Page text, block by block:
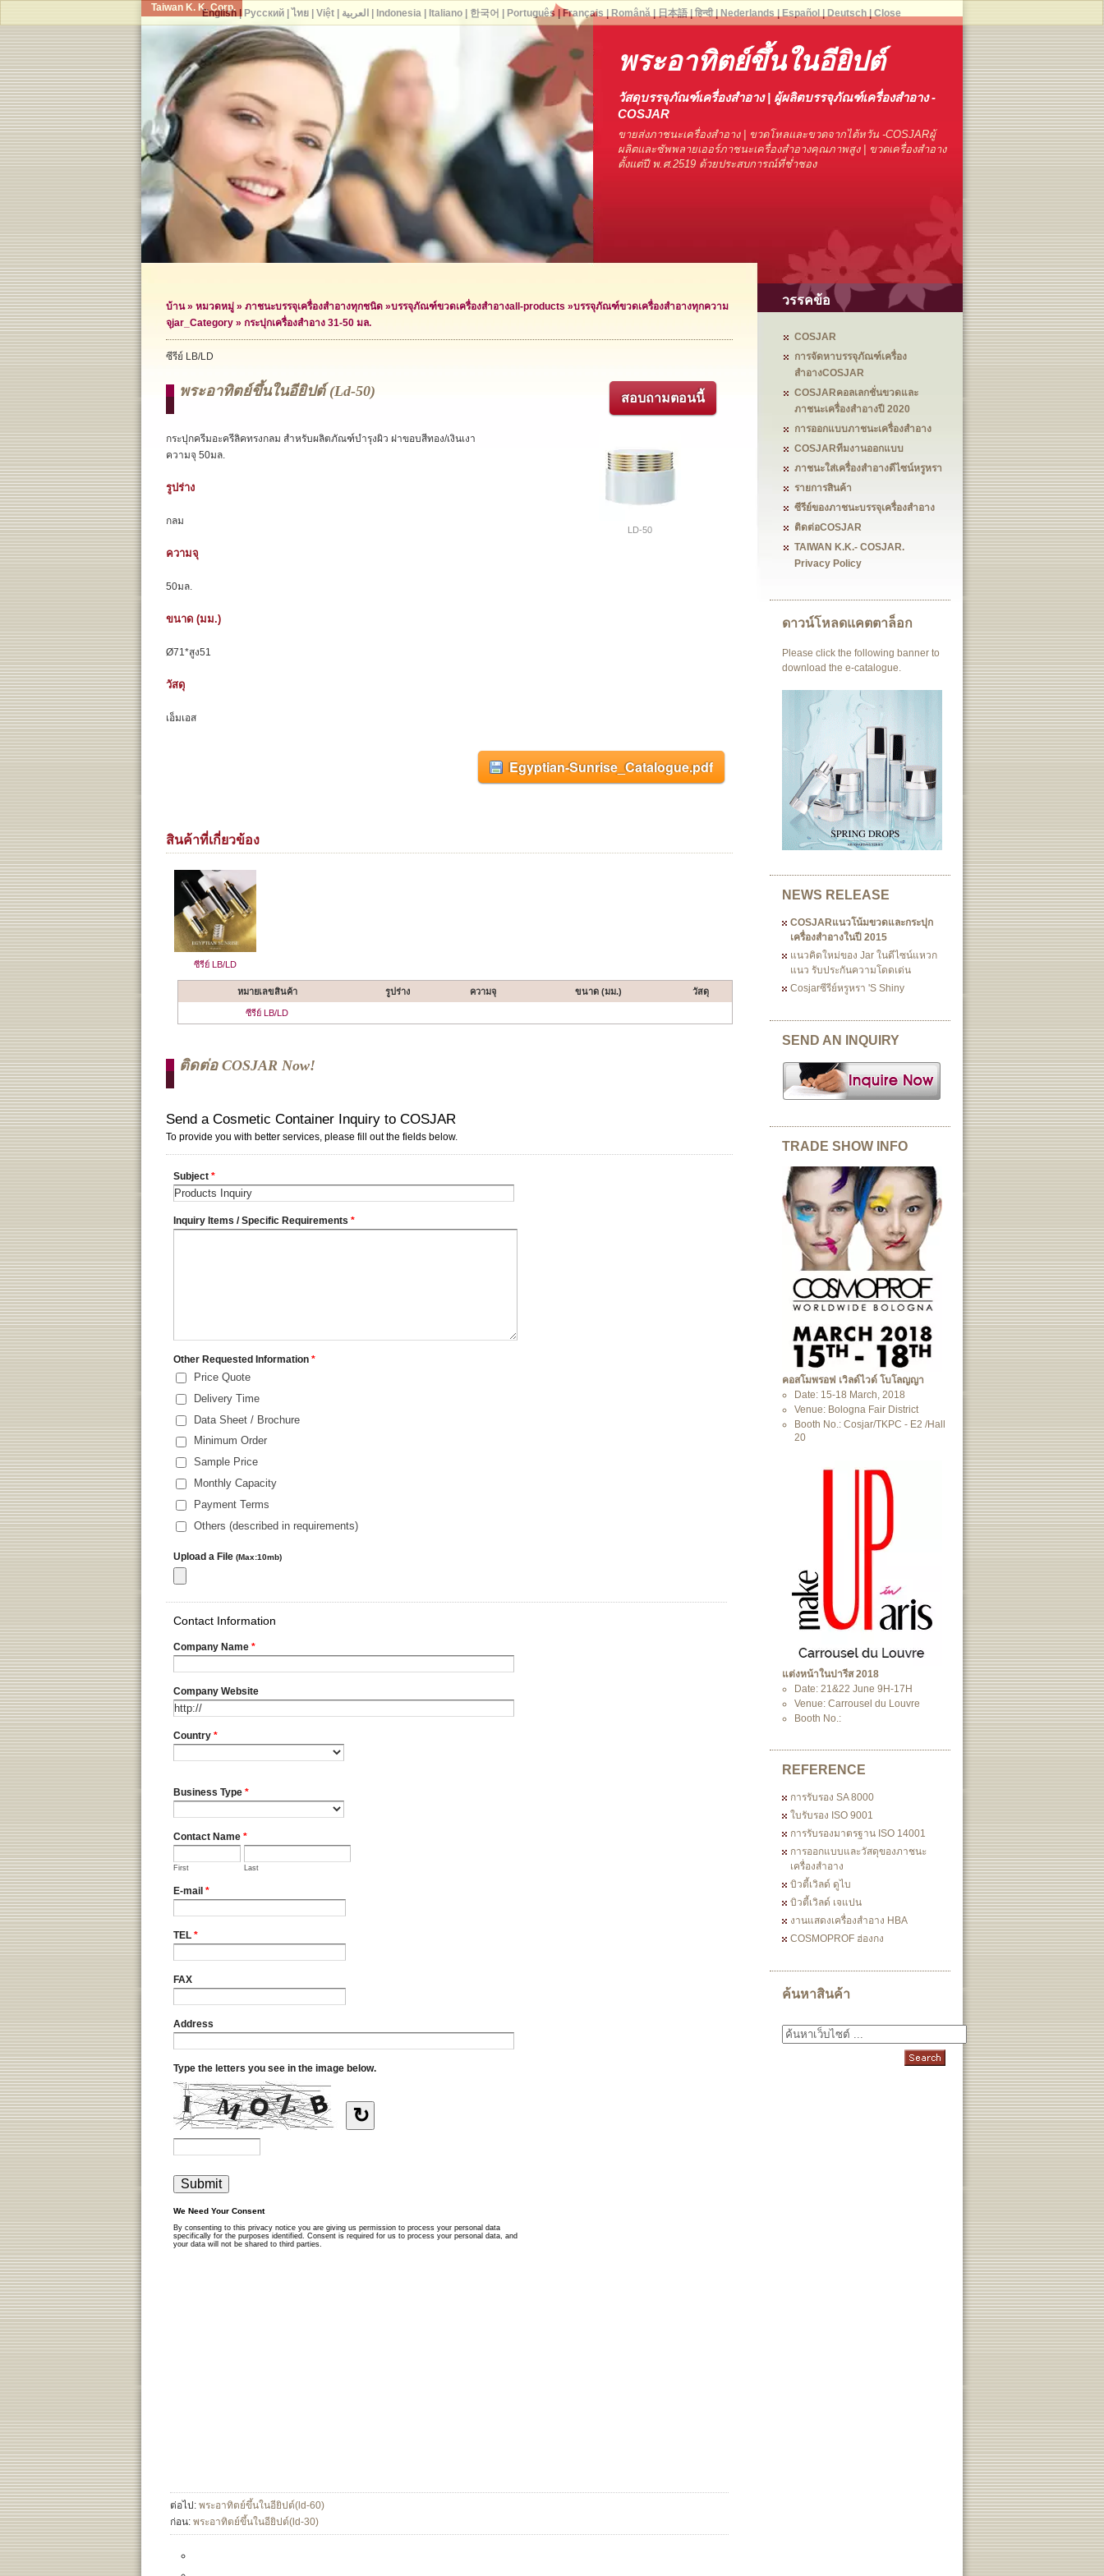
Taiwan K. K. Corp.
พระอาทิตย์ขึ้นในอียิปต์
วัสดุบรรจุภัณฑ์เครื่องสำอาง | ผู้ผลิตบรรจุภัณฑ์เครื่องสำอาง -
COSJAR
ขายส่งภาชนะเครื่องสำอาง | ขวดโหลและขวดจากไต้หวัน -COSJARผู้
ผลิตและซัพพลายเออร์ภาชนะเครื่องสำอางคุณภาพสูง | ขวดเครื่องสำอาง
ตั้งแต่ปี พ.ศ.2519 ด้วยประสบการณ์ที่ช่ำชอง
บ้าน» หมวดหมู่ » ภาชนะบรรจุเครื่องสำอางทุกชนิด »บรรจุภัณฑ์ขวดเครื่องสำอางall-products »บรรจุภัณฑ์ขวดเครื่องสำอางทุกความ
จุjar_Category » กระปุกเครื่องสำอาง 31-50 มล.
ซีรีย์ LB/LD
สอบถามตอนนี้
พระอาทิตย์ขึ้นในอียิปต์ (ld-50)
LD-50
กระปุกครีมอะครีลิคทรงกลม สำหรับผลิตภัณฑ์บำรุงผิว ฝาขอบสีทอง/เงินเงา
ความจุ 50มล.
รูปร่าง
กลม
ความจุ
50มล.
ขนาด (มม.)
Ø71*สูง51
วัสดุ
เอ็มเอส
Egyptian-Sunrise_Catalogue.pdf
สินค้าที่เกี่ยวข้อง
ซีรีย์ LB/LD
หมายเลขสินค้า รูปร่าง ความจุ ขนาด (มม.) วัสดุ
ซีรีย์ LB/LD
ติดต่อ COSJAR Now!
ต่อไป: พระอาทิตย์ขึ้นในอียิปต์(ld-60)
ก่อน: พระอาทิตย์ขึ้นในอียิปต์(ld-30)
วรรคข้อ
COSJAR
การจัดหาบรรจุภัณฑ์เครื่อง
สำอางCOSJAR
COSJARคอลเลกชั่นขวดและ
ภาชนะเครื่องสำอางปี 2020
การออกแบบภาชนะเครื่องสำอาง
COSJARทีมงานออกแบบ
ภาชนะใส่เครื่องสำอางดีไซน์หรูหรา
รายการสินค้า
ซีรีย์ของภาชนะบรรจุเครื่องสำอาง
ติดต่อCOSJAR
TAIWAN K.K.- COSJAR.
Privacy Policy
ดาวน์โหลดแคตตาล็อก
Please click the following banner to
download the e-catalogue.
NEWS RELEASE
COSJARแนวโน้มขวดและกระปุก
เครื่องสำอางในปี 2015
แนวคิดใหม่ของ Jar ในดีไซน์แหวก
แนว รับประกันความโดดเด่น
Cosjarซีรีย์หรูหรา 's Shiny
SEND AN INQUIRY
TRADE SHOW INFO
คอสโมพรอฟ เวิลด์ไวด์ โบโลญญา
Date: 15-18 March, 2018
Venue: Bologna Fair District
Booth No.: Cosjar/TKPC - E2 /Hall
20
แต่งหน้าในปารีส 2018
Date: 21&22 June 9H-17H
Venue: Carrousel du Louvre
Booth No.:
REFERENCE
การรับรอง SA 8000
ใบรับรอง ISO 9001
การรับรองมาตรฐาน ISO 14001
การออกแบบและวัสดุของภาชนะ
เครื่องสำอาง
บิวตี้เวิลด์ ดูไบ
บิวตี้เวิลด์ เจแปน
งานแสดงเครื่องสำอาง HBA
COSMOPROF ฮ่องกง
ค้นหาสินค้า
English| Русский| ไทย| Việt| العربية Indonesia| Italiano| 한국어 Português Français Română| 日本語| हिन्दी| Nederlands Español Deutsch| Close